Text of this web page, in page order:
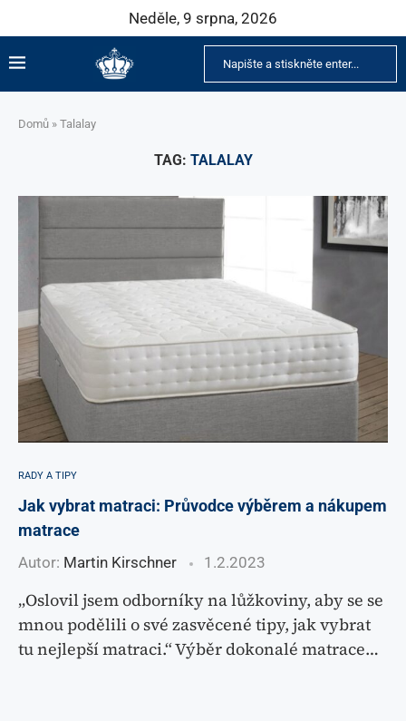
Neděle, 9 srpna, 2026
Domů » Talalay
TAG: TALALAY
RADY A TIPY
Jak vybrat matraci: Průvodce výběrem a nákupem
matrace
Autor: Martin Kirschner 1.2.2023
„Oslovil jsem odborníky na lůžkoviny, aby se se
mnou podělili o své zasvěcené tipy, jak vybrat
tu nejlepší matraci.“ Výběr dokonalé matrace…